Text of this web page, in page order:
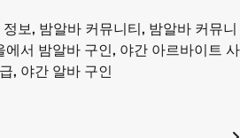
정보, 밤알바 커뮤니티 , 밤알바 커뮤니
에서 밤알바 구인, 야간 아르바이트 사
, 야간 알바 구인